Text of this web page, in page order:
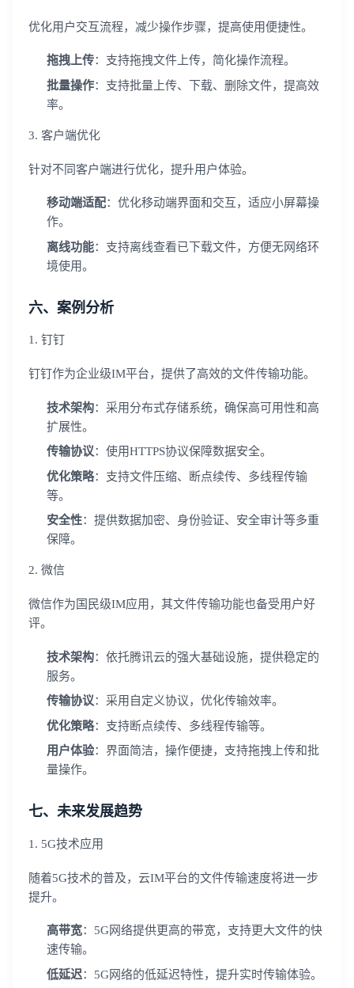
优化用户交互流程，减少操作步骤，提高使用便捷性。
拖拽上传：支持拖拽文件上传，简化操作流程。
批量操作：支持批量上传、下载、删除文件，提高效
率。
3. 客户端优化
针对不同客户端进行优化，提升用户体验。
移动端适配：优化移动端界面和交互，适应小屏幕操
作。
离线功能：支持离线查看已下载文件，方便无网络环
境使用。
六、案例分析
1. 钉钉
钉钉作为企业级IM平台，提供了高效的文件传输功能。
技术架构：采用分布式存储系统，确保高可用性和高
扩展性。
传输协议：使用HTTPS协议保障数据安全。
优化策略：支持文件压缩、断点续传、多线程传输
等。
安全性：提供数据加密、身份验证、安全审计等多重
保障。
2. 微信
微信作为国民级IM应用，其文件传输功能也备受用户好
评。
技术架构：依托腾讯云的强大基础设施，提供稳定的
服务。
传输协议：采用自定义协议，优化传输效率。
优化策略：支持断点续传、多线程传输等。
用户体验：界面简洁，操作便捷，支持拖拽上传和批
量操作。
七、未来发展趋势
1. 5G技术应用
随着5G技术的普及，云IM平台的文件传输速度将进一步
提升。
高带宽：5G网络提供更高的带宽，支持更大文件的快
速传输。
低延迟：5G网络的低延迟特性，提升实时传输体验。
我已阅读并同意通讯云服务条款和通讯云隐私政策
不了，谢谢